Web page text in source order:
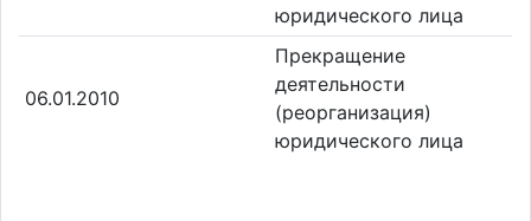
юридического лица
06.01.2010
Прекращение
деятельности
(реорганизация)
юридического лица